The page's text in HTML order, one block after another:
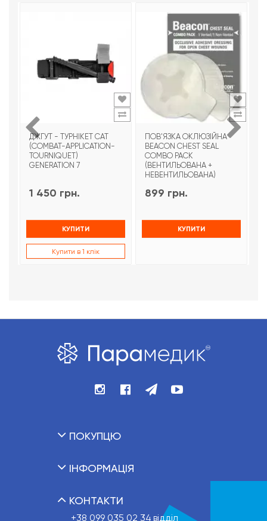
ДЖГУТ - ТУРНІКЕТ CAT
(COMBAT-APPLICATION-
TOURNIQUET)
GENERATION 7
1 450 грн.
КУПИТИ
Купити в 1 клік
ПОВ'ЯЗКА ОКЛЮЗІЙНА
BEACON CHEST SEAL
COMBO PACK
(ВЕНТИЛЬОВАНА +
НЕВЕНТИЛЬОВАНА)
899 грн.
КУПИТИ
ПОКУПЦЮ
ІНФОРМАЦІЯ
КОНТАКТИ
+38 099 035 02 34 відділ